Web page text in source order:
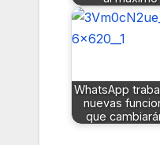
WhatsApp
nuevas
que